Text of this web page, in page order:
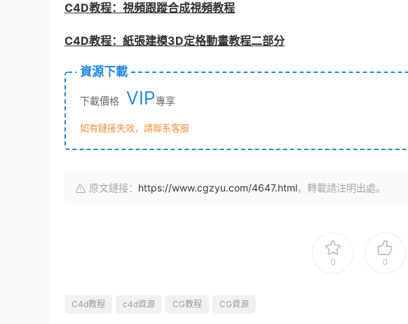
C4D教程：視頻跟蹤合成視頻教程
C4D教程：紙張建模3D定格動畫教程二部分
資源下載
下載價格 VIP專享
如有鏈接失效，請聯系客服
原文鏈接： https://www.cgzyu.com/4647.html，轉載請注明出處。
0 0
C4d教程 c4d資源 CG教程 CG資源